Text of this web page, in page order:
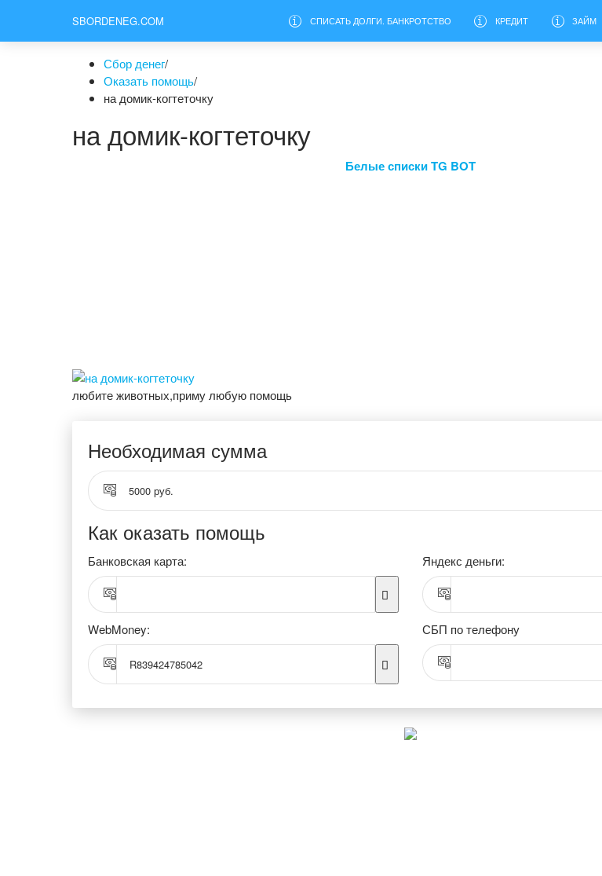
SBORDENEG.COM СПИСАТЬ ДОЛГИ. БАНКРОТСТВО КРЕДИТ ЗАЙМ
Сбор денег/
Оказать помощь/
на домик-когтеточку
на домик-когтеточку
Белые списки TG BOT
любите животных,приму любую помощь
Необходимая сумма
5000 руб.
Как оказать помощь
Банковская карта: Яндекс деньги:
WebMoney:
R839424785042
СБП по телефону